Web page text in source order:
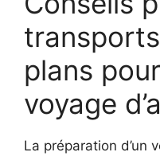
plans
voyage
La préparation d’un